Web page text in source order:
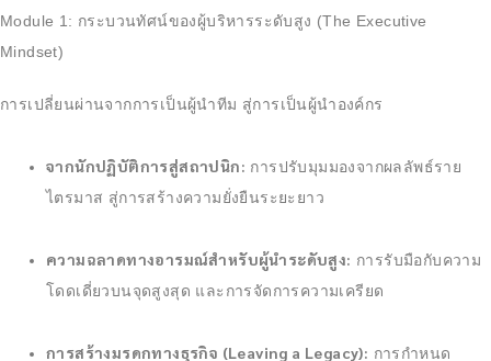
Module 1: กระบวนทัศน์ของผู้บริหารระดับสูง (The Executive
Mindset)
การเปลี่ยนผ่านจากการเป็นผู้นำทีม สู่การเป็นผู้นำองค์กร
จากนักปฏิบัติการสู่สถาปนิก: การปรับมุมมองจากผลลัพธ์ราย
ไตรมาส สู่การสร้างความยั่งยืนระยะยาว
ความฉลาดทางอารมณ์สำหรับผู้นำระดับสูง: การรับมือกับความ
โดดเดี่ยวบนจุดสูงสุด และการจัดการความเครียด
การสร้างมรดกทางธุรกิจ (Leaving a Legacy): การกำหนด